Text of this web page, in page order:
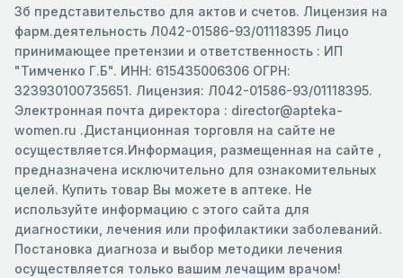
3б представительство для актов и счетов. Лицензия на
фарм.деятельность Л042-01586-93/01118395 Лицо
принимающее претензии и ответственность : ИП
"Тимченко Г.Б". ИНН: 615435006306 ОГРН:
323930100735651. Лицензия: Л042-01586-93/01118395.
Электронная почта директора : director@apteka-
women.ru .Дистанционная торговля на сайте не
осуществляется.Информация, размещенная на сайте ,
предназначена исключительно для ознакомительных
целей. Купить товар Вы можете в аптеке. Не
используйте информацию с этого сайта для
диагностики, лечения или профилактики заболеваний.
Постановка диагноза и выбор методики лечения
осуществляется только вашим лечащим врачом!